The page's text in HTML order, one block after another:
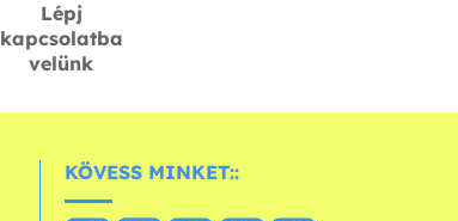
Lépj
kapcsolatba
velünk
KÖVESS MINKET::